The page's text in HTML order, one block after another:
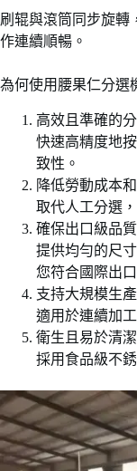
刷辊與滾筒同步旋轉
作連續順暢。
為何使用腰果仁分選
高效且準確的
快速高精度地
致性。
降低勞動成本
取代人工分選
確保出口級品質
提供均勻的尺
您符合國際出
支持大規模生產
適用於連續加
衛生且易於清潔
採用食品級不